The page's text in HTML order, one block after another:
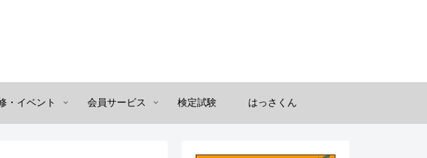
・イベント 会員サービス 検定試験 はっさくん